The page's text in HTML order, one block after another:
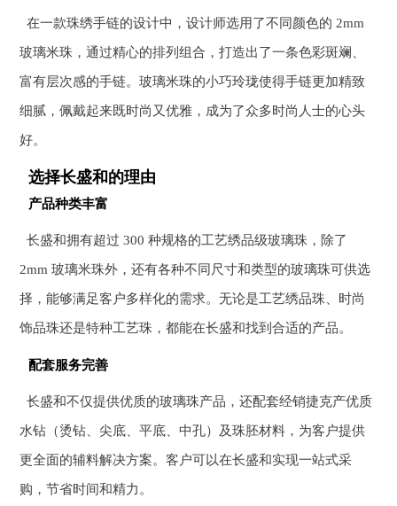
在一款珠绣手链的设计中，设计师选用了不同颜色的 2mm
玻璃米珠，通过精心的排列组合，打造出了一条色彩斑斓、
富有层次感的手链。玻璃米珠的小巧玲珑使得手链更加精致
细腻，佩戴起来既时尚又优雅，成为了众多时尚人士的心头
好。
选择长盛和的理由
产品种类丰富
长盛和拥有超过 300 种规格的工艺绣品级玻璃珠，除了
2mm 玻璃米珠外，还有各种不同尺寸和类型的玻璃珠可供选
择，能够满足客户多样化的需求。无论是工艺绣品珠、时尚
饰品珠还是特种工艺珠，都能在长盛和找到合适的产品。
配套服务完善
长盛和不仅提供优质的玻璃珠产品，还配套经销捷克产优质
水钻（烫钻、尖底、平底、中孔）及珠胚材料，为客户提供
更全面的辅料解决方案。客户可以在长盛和实现一站式采
购，节省时间和精力。